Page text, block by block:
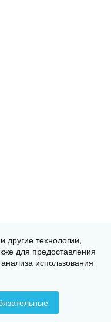
магазин
другие технологии,
для предоставления
использования